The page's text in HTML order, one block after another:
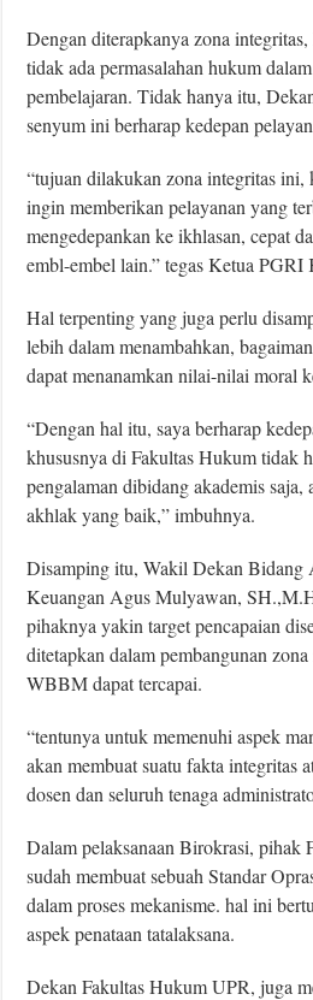
Dengan diterapkanya zona
tidak ada permasalahan hukum
pembelajaran. Tidak hanya itu,
senyum ini berharap kedepan
“tujuan dilakukan zona integritas ini,
ingin memberikan pelayanan yang
mengedepankan ke ikhlasan, cepat
embl-embel lain.” tegas Ketua PGRI
Hal terpenting yang juga perlu
lebih dalam menambahkan,
dapat menanamkan nilai-nilai moral
“Dengan hal itu, saya berharap
khususnya di Fakultas Hukum tidak
pengalaman dibidang akademis
akhlak yang baik,” imbuhnya.
Disamping itu, Wakil Dekan Bidang
Keuangan Agus Mulyawan,
pihaknya yakin target pencapaian
ditetapkan dalam pembangunan
WBBM dapat tercapai.
“tentunya untuk memenuhi aspek
akan membuat suatu fakta integritas
dosen dan seluruh tenaga
Dalam pelaksanaan Birokrasi, pihak
sudah membuat sebuah Standar
dalam proses mekanisme. hal ini
aspek penataan tatalaksana.
Dekan Fakultas Hukum UPR, juga